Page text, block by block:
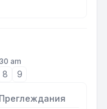
am
8 9
Преглеждания